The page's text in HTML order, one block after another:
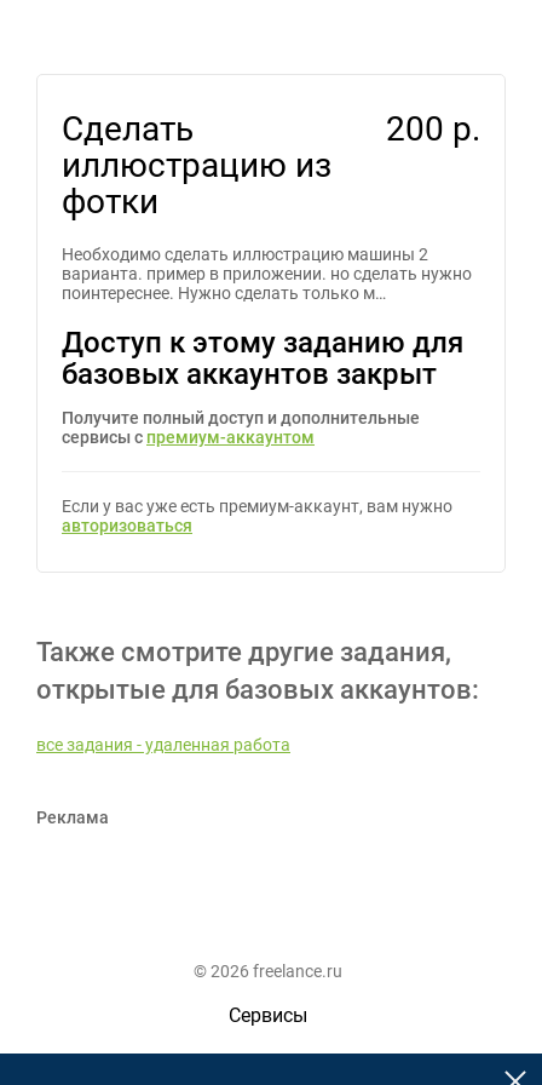
Сделать
иллюстрацию из
фотки
200 р.
Необходимо сделать иллюстрацию машины 2
варианта. пример в приложении. но сделать нужно
поинтереснее. Нужно сделать только м…
Доступ к этому заданию для
базовых аккаунтов закрыт
Получите полный доступ и дополнительные
сервисы с премиум-аккаунтом
Если у вас уже есть премиум-аккаунт, вам нужно
авторизоваться
Также смотрите другие задания,
открытые для базовых аккаунтов:
все задания - удаленная работа
Реклама
© 2026 freelance.ru
Сервисы
Помощь